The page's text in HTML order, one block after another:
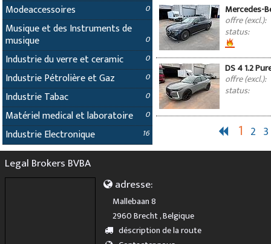
Modeaccessoires 0
Musique et des Instruments de
musique 0
Industrie du verre et ceramic 0
Industrie Pétrolière et Gaz 0
Industrie Tabac 0
Matériel medical et laboratoire 0
Industrie Electronique 16
Mercedes-
offre (excl.):
status:
DS 4 1.2
offre (excl.):
status:
1 2 3
Legal Brokers BVBA
adresse:
Mallebaan 8
2960 Brecht , Belgique
déscription de la route